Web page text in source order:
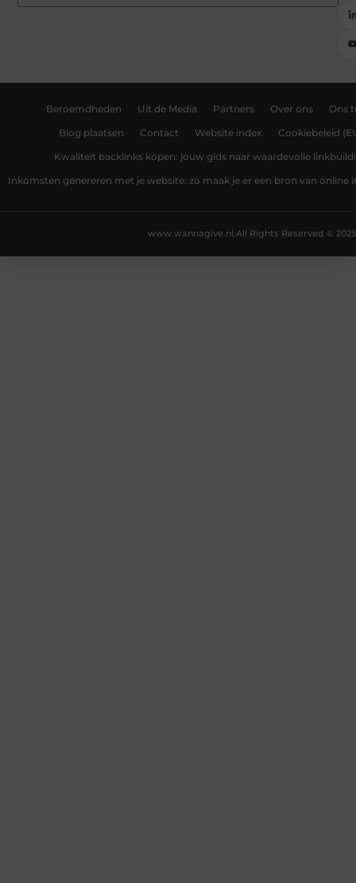
Beroemdheden Uit de Media Partners Over ons Ons
Blog plaatsen Contact Website index Cookiebeleid
Kwaliteit backlinks kopen: jouw gids naar waardevolle
Inkomsten genereren met je website: zo maak je er een bron van online
All Rights Reserved © 2025
www.wannagive.nl.